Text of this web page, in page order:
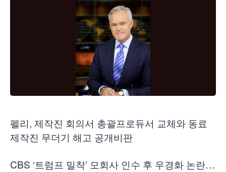
펠리, 제작진 회의서 총괄프로듀서 교체와 동료
제작진 무더기 해고 공개비판
CBS ‘트럼프 밀착’ 모회사 인수 후 우경화 논란…